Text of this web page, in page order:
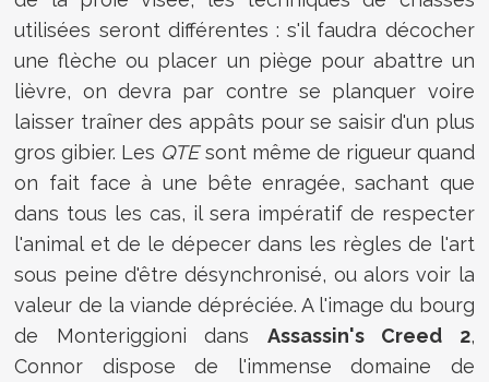
utilisées seront différentes : s'il faudra décocher
une flèche ou placer un piège pour abattre un
lièvre, on devra par contre se planquer voire
laisser traîner des appâts pour se saisir d'un plus
gros gibier. Les QTEsont même de rigueur quand
on fait face à une bête enragée, sachant que
dans tous les cas, il sera impératif de respecter
l'animal et de le dépecer dans les règles de l'art
sous peine d'être désynchronisé, ou alors voir la
valeur de la viande dépréciée. A l'image du bourg
de Monteriggioni dans Assassin's Creed 2,
Connor dispose de l'immense domaine de